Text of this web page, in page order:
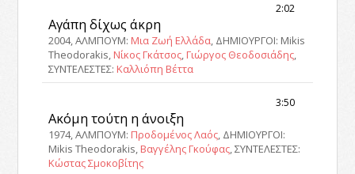
2:02
Αγάπη δίχως άκρη
2004, ΑΛΜΠΟΥΜ: Μια Ζωή Ελλάδα , ΔΗΜΙΟΥΡΓΟΙ: Mikis
Theodorakis, Νίκος Γκάτσος Γιώργος Θεοδοσιάδης
ΣΥΝΤΕΛΕΣΤΕΣ: Καλλιόπη Βέττα
3:50
Ακόμη τούτη η άνοιξη
1974, ΑΛΜΠΟΥΜ: Προδομένος Λαός, ΔΗΜΙΟΥΡΓΟΙ:
Mikis Theodorakis, Βαγγέλης Γκούφας, ΣΥΝΤΕΛΕΣΤΕΣ:
Κώστας Σμοκοβίτης